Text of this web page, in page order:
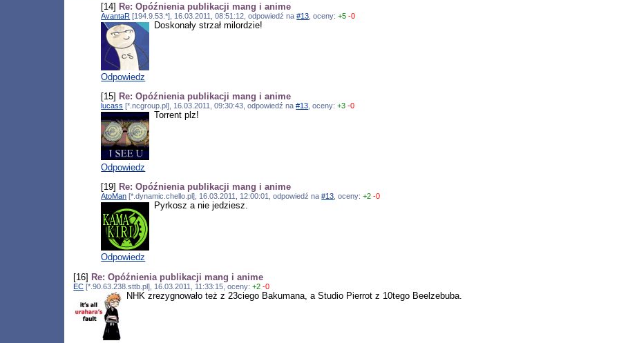
[14] Re: Opóźnienia publikacji mang i anime
AvantaR [194.9.53.*], 16.03.2011, 08:51:12, odpowiedź na#13 , oceny:+5 -0
Doskonały strzał milordzie!
Odpowiedz
[15] Re: Opóźnienia publikacji mang i anime
lucass [*.ncgroup.pl], 16.03.2011, 09:30:43, odpowiedź na#13, oceny:+3 -0
Torrent plz!
Odpowiedz
[19] Re: Opóźnienia publikacji mang i anime
AtoMan [*.dynamic.chello.pl], 16.03.2011, 12:00:01, odpowiedź na#13 , oceny:+2 -0
Pyrkosz a nie jedziesz.
Odpowiedz
[16] Re: Opóźnienia publikacji mang i anime
EC [*.90.63.238.sttb.pl], 16.03.2011, 11:33:15, oceny:+2 -0
NHK zrezygnowało też z 23ciego Bakumana, a Studio Pierrot z 10tego Beelzebuba.